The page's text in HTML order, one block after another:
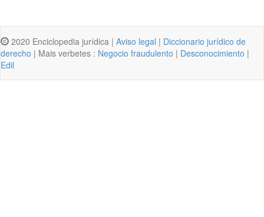
2020 Enciclopedia jurídica | Aviso legal | Diccionario jurídico de
derecho | Mais verbetes : Negocio fraudulento | Desconocimiento |
Edil